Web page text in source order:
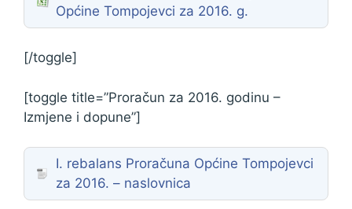
Općine Tompojevci za 2016. g.
[/toggle]
[toggle title=”Proračun za 2016. godinu –
Izmjene i dopune”]
I. rebalans Proračuna Općine Tompojevci
za 2016. – naslovnica